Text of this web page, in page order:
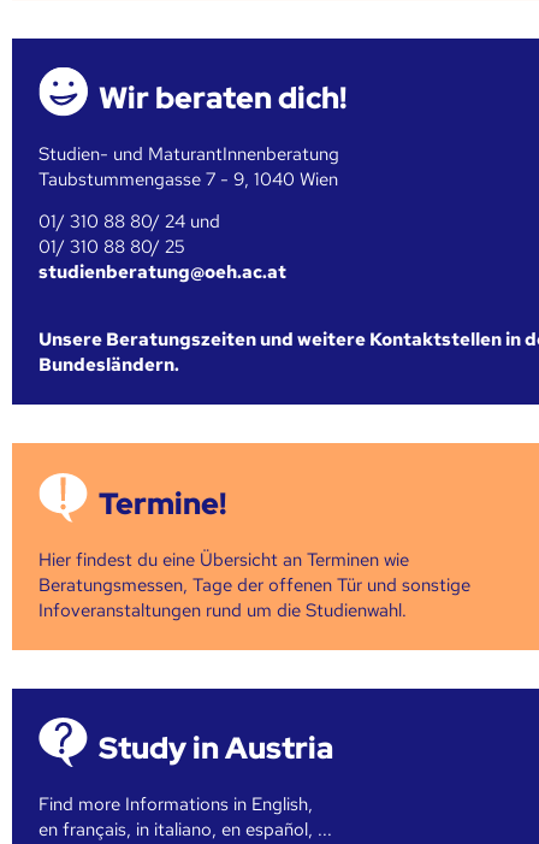
Wir beraten dich!
Studien- und MaturantInnenberatung
Taubstummengasse 7 - 9, 1040 Wien
01/ 310 88 80/ 24 und
01/ 310 88 80/ 25
studienberatung@oeh.ac.at
Unsere Beratungszeiten und weitere Kontaktstellen in
Bundesländern.
Termine!
Hier findest du eine Übersicht an Terminen wie
Beratungsmessen, Tage der offenen Tür und sonstige
Infoveranstaltungen rund um die Studienwahl.
Study in Austria
Find more Informations in English,
en français, in italiano, en español, ...